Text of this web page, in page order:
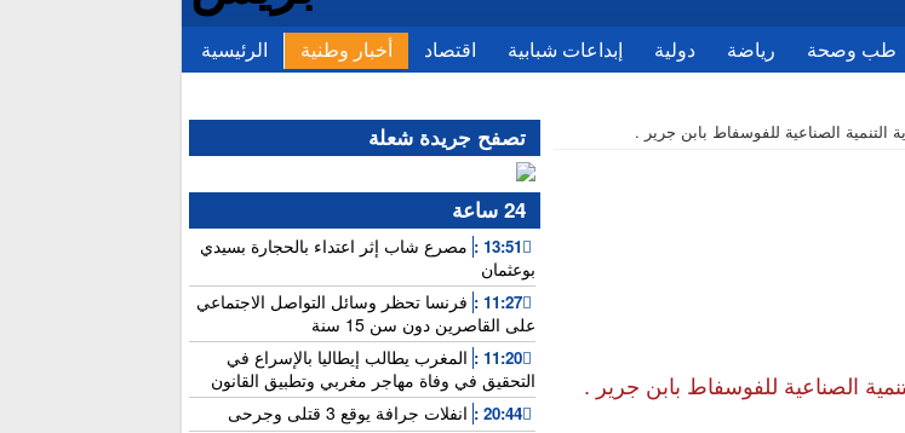
الرئيسية أخبار وطنية اقتصاد إبداعات شبابية دولية رياضة طب وصحة
تصفح جريدة شعلة
24 ساعة
13:51 :
مصرع شاب إثر اعتداء بالحجارة بسيدي
بوعثمان
11:27 :
فرنسا تحظر وسائل التواصل الاجتماعي
على القاصرين دون سن 15 سنة
11:20 :
المغرب يطالب إيطاليا بالإسراع في
التحقيق في وفاة مهاجر مغربي وتطبيق القانون
20:44 : انفلات جرافة يوقع 3 قتلى وجرحى
الصناعية للفوسفاط بابن جرير .
الصناعية للفوسفاط بابن جرير .